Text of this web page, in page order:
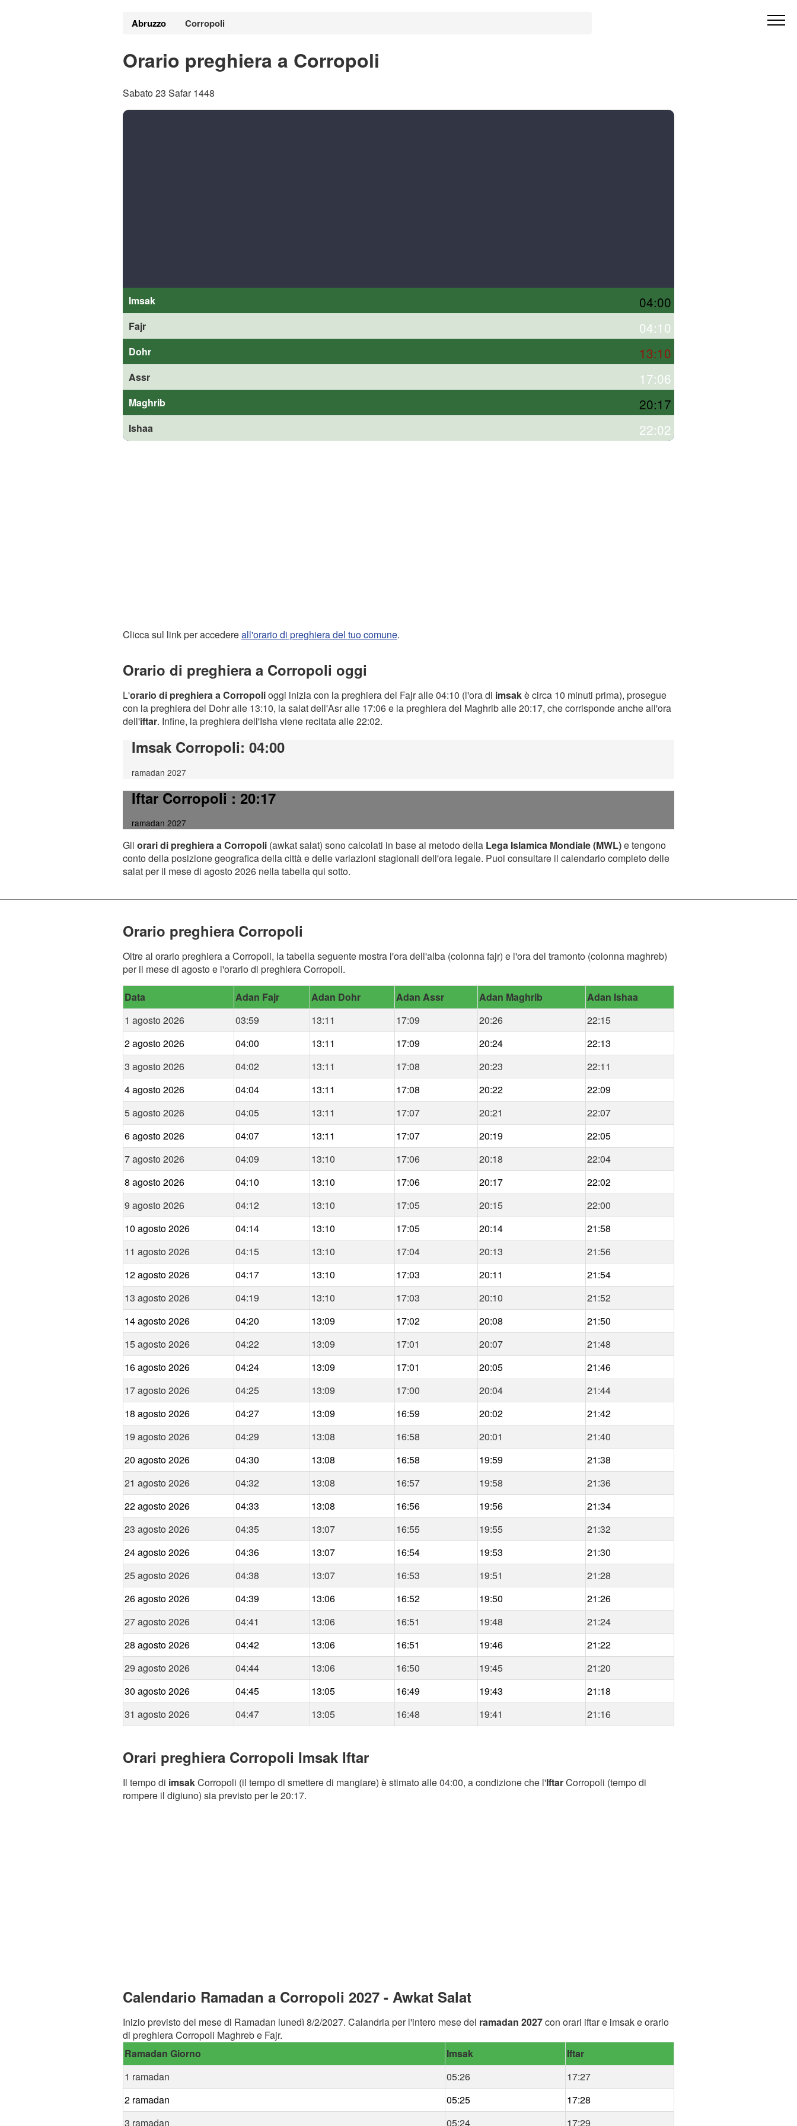
Abruzzo Corropoli
Orario preghiera a Corropoli
Sabato 23 Safar 1448
Imsak 04:00
Fajr 04:10
Dohr 13:10
Assr 17:06
Maghrib 20:17
Ishaa 22:02
Clicca sul link per accedereall'orario di preghiera del tuo comune.
Orario di preghiera a Corropoli oggi
L'orario di preghiera a Corropolioggi inizia con la preghiera del Fajr alle 04:10 (l'ora di imsakè circa 10 minuti prima), prosegue
con la preghiera del Dohr alle 13:10, la salat dell'Asr alle 17:06 e la preghiera del Maghrib alle 20:17, che corrisponde anche all'ora
dell'iftar. Infine, la preghiera dell'Isha viene recitata alle 22:02.
Imsak Corropoli: 04:00
ramadan 2027
Iftar Corropoli: 20:17
ramadan 2027
Gli orari di preghiera a Corropoli (awkat salat) sono calcolati in base al metodo della Lega Islamica Mondiale (MWL)e tengono
conto della posizione geografica della città e delle variazioni stagionali dell'ora legale. Puoi consultare il calendario completo delle
salat per il mese di agosto 2026 nella tabella qui sotto.
Orario preghiera Corropoli
Oltre al orario preghiera a Corropoli, la tabella seguente mostra l'ora dell'alba (colonna fajr) e l'ora del tramonto (colonna maghreb)
per il mese di agosto e l'orario di preghiera Corropoli.
Data Adan Fajr Adan Dohr Adan Assr Adan Maghrib
Adan Ishaa
1 agosto 2026
03:59 13:11 17:09 20:26
22:15
2 agosto 2026
04:00 13:11 17:09 20:24
22:13
3 agosto 2026
04:02 13:11 17:08 20:23
22:11
4 agosto 2026
04:04 13:11 17:08 20:22
22:09
5 agosto 2026
04:05 13:11 17:07 20:21
22:07
6 agosto 2026
04:07 13:11 17:07 20:19
22:05
7 agosto 2026
04:09 13:10 17:06 20:18
22:04
8 agosto 2026
04:10 13:10 17:06 20:17
22:02
9 agosto 2026
04:12 13:10 17:05 20:15
22:00
10 agosto 2026
04:14 13:10 17:05 20:14
21:58
11 agosto 2026
04:15 13:10 17:04 20:13
21:56
12 agosto 2026
04:17 13:10 17:03 20:11
21:54
13 agosto 2026
04:19 13:10 17:03 20:10
21:52
14 agosto 2026
04:20 13:09 17:02 20:08
21:50
15 agosto 2026
04:22 13:09 17:01 20:07
21:48
16 agosto 2026
04:24 13:09 17:01 20:05
21:46
17 agosto 2026
04:25 13:09 17:00 20:04
21:44
18 agosto 2026
04:27 13:09 16:59 20:02
21:42
19 agosto 2026
04:29 13:08 16:58 20:01
21:40
20 agosto 2026
04:30 13:08 16:58 19:59
21:38
21 agosto 2026
04:32 13:08 16:57 19:58
21:36
22 agosto 2026
04:33 13:08 16:56 19:56
21:34
23 agosto 2026
04:35 13:07 16:55 19:55
21:32
24 agosto 2026
04:36 13:07 16:54 19:53
21:30
25 agosto 2026
04:38 13:07 16:53 19:51
21:28
26 agosto 2026
04:39 13:06 16:52 19:50
21:26
27 agosto 2026
04:41 13:06 16:51 19:48
21:24
28 agosto 2026
04:42 13:06 16:51 19:46
21:22
29 agosto 2026
04:44 13:06 16:50 19:45
21:20
30 agosto 2026
04:45 13:05 16:49 19:43
21:18
31 agosto 2026
04:47 13:05 16:48 19:41 21:16
Orari preghiera Corropoli Imsak Iftar
Il tempo di imsakCorropoli (il tempo di smettere di mangiare) è stimato alle 04:00, a condizione che l'IftarCorropoli (tempo di
rompere il digiuno) sia previsto per le 20:17.
Calendario Ramadan a Corropoli 2027 - Awkat Salat
Inizio previsto del mese di Ramadan lunedì 8/2/2027. Calandria per l'intero mese del ramadan 2027con orari iftar e imsak e orario
di preghiera Corropoli Maghreb e Fajr.
Ramadan Giorno
Imsak
Iftar
1 ramadan
05:26
17:27
2 ramadan
05:25
17:28
3 ramadan
05:24 17:29